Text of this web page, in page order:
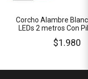
Corcho Alambre
LEDs 2 metros Con
Incluidas
$1.980